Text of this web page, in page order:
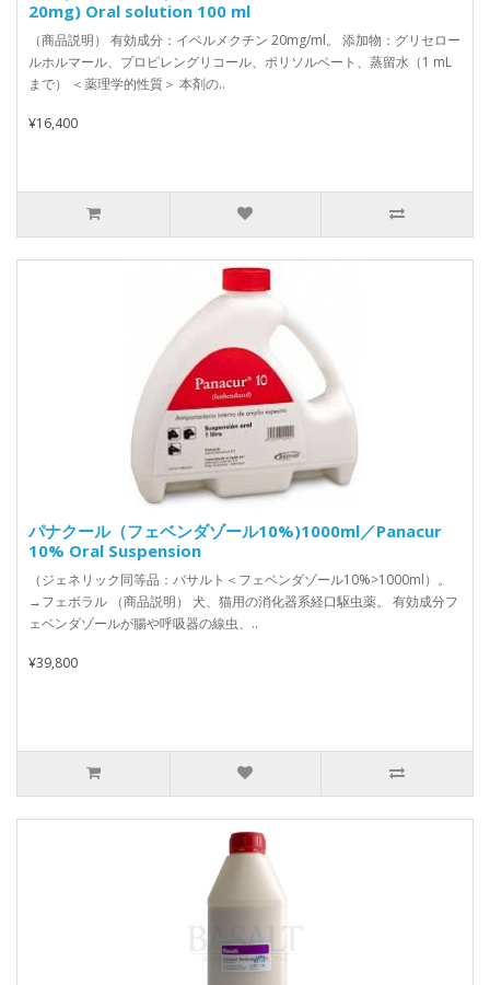
20mg) Oral solution 100 ml
（商品説明） 有効成分：イベルメクチン 20mg/ml。 添加物：グリセロー
ルホルマール、プロピレングリコール、ポリソルベート、蒸留水（1 mL
まで） ＜薬理学的性質＞ 本剤の..
¥16,400
パナクール（フェベンダゾール10%)1000ml／Panacur
10% Oral Suspension
（ジェネリック同等品：バサルト＜フェベンダゾール10%>1000ml）。
→フェボラル （商品説明） 犬、猫用の消化器系経口駆虫薬。 有効成分フ
ェベンダゾールが腸や呼吸器の線虫、..
¥39,800